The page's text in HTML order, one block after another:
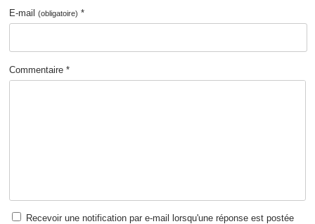
E-mail(obligatoire) *
Commentaire *
Recevoir une notification par e-mail lorsqu'une réponse est postée